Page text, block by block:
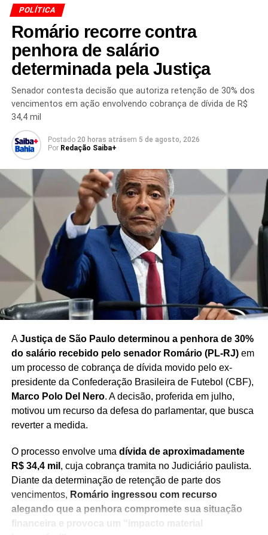
TÓPICOS RELACIONADOS ALÉSSIA TUXÁ
COMBATE AO FEMINICÍDIO
COMITÊ NACIONAL
DEFENSORA PÚBLICA
DEFENSORIA PÚBLICA
DIREITOS DAS MULHERES
FEMINICÍDIO
PROTEÇÃO ÀS MULHERES
SEGURANÇA PÚBLICA
VIOLÊNCIA CONTRA A MULHER
WELLINGTON CÉSAR LIMA E SILVA
PRÓXIMO
Valdemar tenta pacificar crise entre Michelle e
Flávio
NÃO PERCA
Gilmar mantém ação coletiva contra Bradesco
POLÍTICA
Romário recorre contra
penhora de salário
determinada pela Justiça
Senador contesta decisão que autoriza retenção de 30% dos
vencimentos em ação envolvendo cobrança de dívida de R$
34,4 mil
Postado 20 horas atrásem 5 de agosto, 2026
Por Redação Saiba+
AJustiça de São Paulo determinou a penhora de 30%
do salário recebido pelo senador Romário (PL-RJ)em
um processo de cobrança de dívida movido pelo ex-
presidente da Confederação Brasileira de Futebol (CBF),
Marco Polo Del Nero. A decisão, proferida em julho,
motivou um recurso da defesa do parlamentar, que busca
reverter a medida.
O processo envolve uma dívida de aproximadamente
R$ 34,4 mil , cuja cobrança tramita no Judiciário paulista.
Diante da determinação de retenção de parte dos
vencimentos, Romário ingressou com recurso
alegando que a penhora compromete sua situação
financeira e provoca um “impacto material